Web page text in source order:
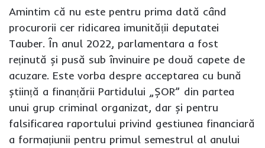
Amintim că nu este pentru prima dată când
procurorii cer ridicarea imunității deputatei
Tauber. În anul 2022, parlamentara a fost
reținută și pusă sub învinuire pe două capete de
acuzare. Este vorba despre acceptarea cu bună
știință a finanțării Partidului „ȘOR” din partea
unui grup criminal organizat, dar și pentru
falsificarea raportului privind gestiunea financiară
a formațiunii pentru primul semestrul al anului